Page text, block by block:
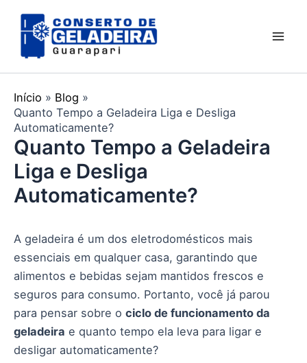
para
Início
Blog
Quanto Tempo a Geladeira Liga e Desliga
Automaticamente?
Quanto Tempo a Geladeira
Liga e Desliga
Automaticamente?
A geladeira é um dos eletrodomésticos mais
essenciais em qualquer casa, garantindo que
alimentos e bebidas sejam mantidos frescos e
seguros para consumo. Portanto, você já parou
para pensar sobre o ciclo de funcionamento da
geladeira e quanto tempo ela leva para ligar e
desligar automaticamente?